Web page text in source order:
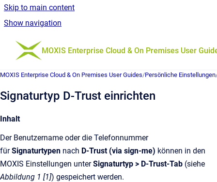
Skip to main content
Show navigation
Go to homepage
MOXIS Enterprise Cloud & On Premises User
MOXIS Enterprise Cloud & On Premises User Guides/Persönliche Einstellungen
Signaturtyp D-Trust einrichten
Inhalt
Der Benutzername oder die Telefonnummer
fürSignaturtypen nach D-Trust (via sign-me) können in den
MOXIS Einstellungen unterSignaturtyp > D-Trust-Tab (siehe
Abbildung 1 [1]) gespeichert werden.